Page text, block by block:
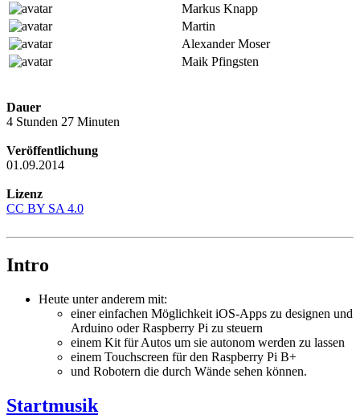
Markus Knapp
Martin
Alexander Moser
Maik Pfingsten
Dauer
4 Stunden 27 Minuten
Veröffentlichung
01.09.2014
Lizenz
CC BY SA 4.0
Intro
Heute unter anderem mit:
einer einfachen Möglichkeit iOS-Apps zu designen und
Arduino oder Raspberry Pi zu steuern
einem Kit für Autos um sie autonom werden zu lassen
einem Touchscreen für den Raspberry Pi B+
und Robotern die durch Wände sehen können.
Startmusik